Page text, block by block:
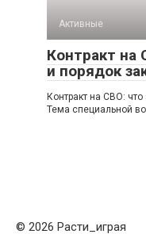
Активные
Контракт на
и порядок
Контракт на СВО:
Тема специальной
© 2026 Расти_играя